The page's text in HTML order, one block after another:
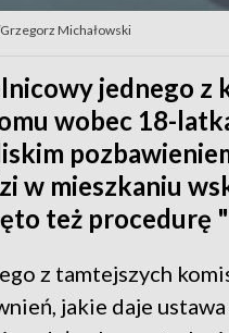
Michałowski
jednego z
wobec 18-
w mieszkaniu
też procedurę
z tamtejszych
jakie daje ustawa